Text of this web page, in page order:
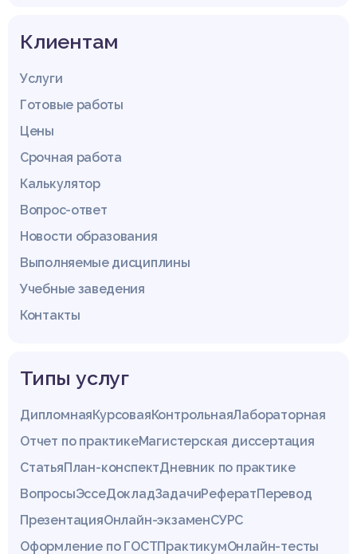
Клиентам
Услуги
Готовые работы
Цены
Срочная работа
Калькулятор
Вопрос-ответ
Новости образования
Выполняемые дисциплины
Учебные заведения
Контакты
Типы услуг
ДипломнаяКурсоваяКонтрольнаяЛабораторная
Отчет по практикеМагистерская диссертация
СтатьяПлан-конспектДневник по практике
ВопросыЭссеДокладЗадачиРефератПеревод
ПрезентацияОнлайн-экзаменСУРС
Оформление по ГОСТПрактикумОнлайн-тесты